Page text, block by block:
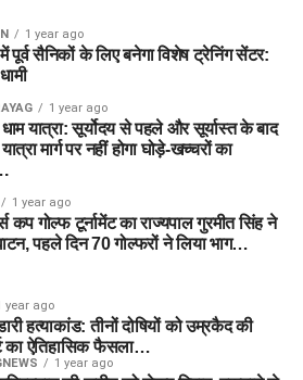
1 year ago
पूर्व सैनिकों के लिए बनेगा विशेष ट्रेनिंग सेंटर:
1 year ago
यात्रा: सूर्योदय से पहले और सूर्यास्त के बाद
मार्ग पर नहीं होगा घोड़े-खच्चरों का
1 year ago
कप गोल्फ टूर्नामेंट का राज्यपाल गुरमीत सिंह ने
पहले दिन 70 गोल्फरों ने लिया भाग…
year ago
हत्याकांड: तीनों दोषियों को उम्रकैद की
का ऐतिहासिक फैसला…
1 year ago